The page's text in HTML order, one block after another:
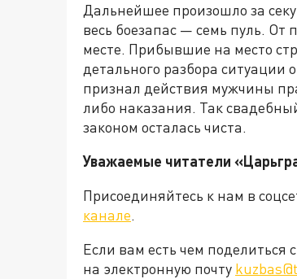
Дальнейшее произошло за
весь боезапас — семь пуль.
месте. Прибывшие на место
детального разбора ситуации
признал действия мужчины
либо наказания. Так
законом осталась чиста.
Уважаемые читатели
Присоединяйтесь к нам в
канале.
Если вам есть чем
на электронную почту